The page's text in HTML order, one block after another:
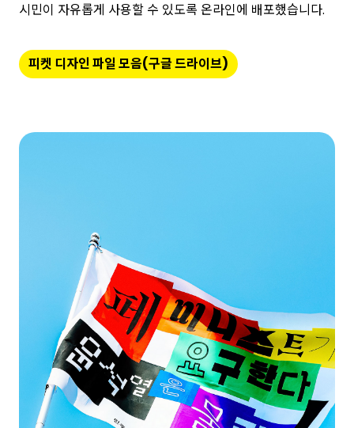
시민이 자유롭게 사용할 수 있도록 온라인에 배포했습니다.
피켓 디자인 파일 모음(구글 드라이브)